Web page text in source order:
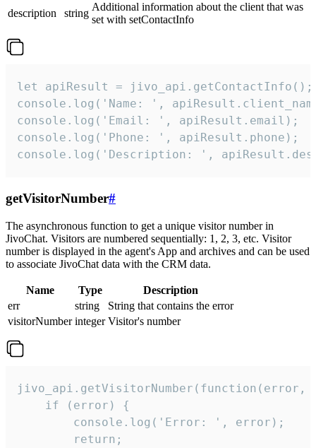
description
string
Additional information about the client that was
set with setContactInfo
let apiResult = jivo_api.getContactInfo();
console.log('Name: ',
console.log('Email: ', apiResult.email);
console.log('Phone: ', apiResult.phone);
console.log('Description: ',
getVisitorNumber#
The asynchronous function to get a unique visitor number in
JivoChat. Visitors are numbered sequentially: 1, 2, 3, etc. Visitor
number is displayed in the agent's App and archives and can be used
to associate JivoChat data with the CRM data.
Name Type
Description
err
string
String that contains the error
visitorNumber integer Visitor's number
jivo_api.getVisitorNumber(function(error,
    if (error) {
        console.log('Error: ', error);
        return;